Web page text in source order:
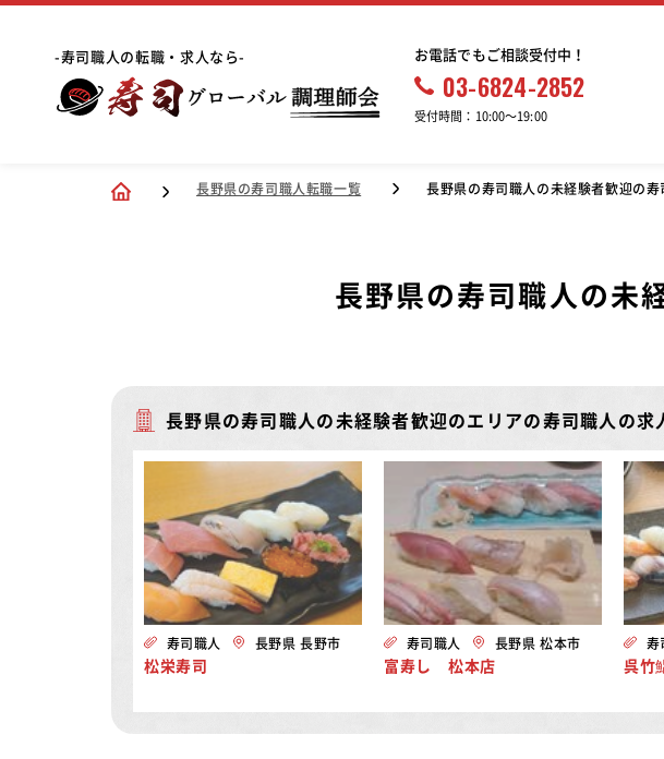
-寿司職人の転職・求人なら- お電話でもご相談受付中！
03-6824-2852
受付時間：10:00〜19:00
長野県の寿司職人転職一覧 長野県の寿司職人の未経験者歓迎の
長野県の寿司職人の未
長野県の寿司職人の未経験者歓迎のエリアの寿司職人の求
寿司職人 長野県 長野市
松栄寿司
寿司職人 長野県 松本市
富寿し 松本店
寿
呉竹